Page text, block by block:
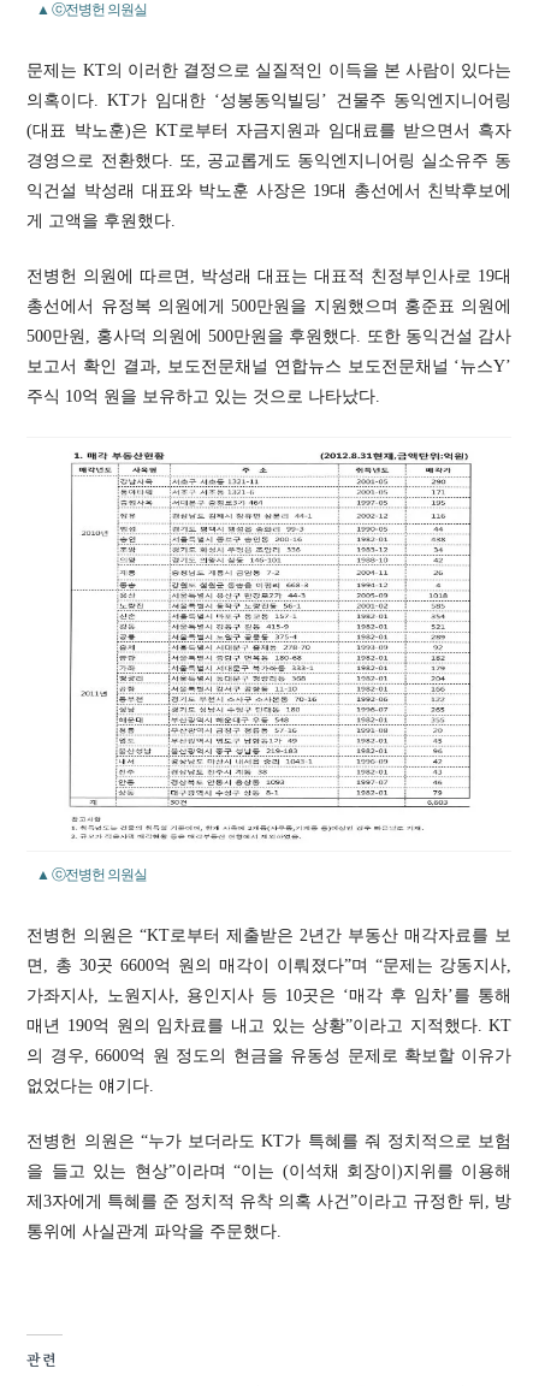
▲ ⓒ전병헌 의원실
문제는 KT의 이러한 결정으로 실질적인 이득을 본 사람이 있다는
의혹이다. KT가 임대한 ‘성봉동익빌딩’ 건물주 동익엔지니어링
(대표 박노훈)은 KT로부터 자금지원과 임대료를 받으면서 흑자
경영으로 전환했다. 또, 공교롭게도 동익엔지니어링 실소유주 동
익건설 박성래 대표와 박노훈 사장은 19대 총선에서 친박후보에
게 고액을 후원했다.
전병헌 의원에 따르면, 박성래 대표는 대표적 친정부인사로 19대
총선에서 유정복 의원에게 500만원을 지원했으며 홍준표 의원에
500만원, 홍사덕 의원에 500만원을 후원했다. 또한 동익건설 감사
보고서 확인 결과, 보도전문채널 연합뉴스 보도전문채널 ‘뉴스Y’
주식 10억 원을 보유하고 있는 것으로 나타났다.
▲ ⓒ전병헌 의원실
전병헌 의원은 “KT로부터 제출받은 2년간 부동산 매각자료를 보
면, 총 30곳 6600억 원의 매각이 이뤄졌다”며 “문제는 강동지사,
가좌지사, 노원지사, 용인지사 등 10곳은 ‘매각 후 임차’를 통해
매년 190억 원의 임차료를 내고 있는 상황”이라고 지적했다. KT
의 경우, 6600억 원 정도의 현금을 유동성 문제로 확보할 이유가
없었다는 얘기다.
전병헌 의원은 “누가 보더라도 KT가 특혜를 줘 정치적으로 보험
을 들고 있는 현상”이라며 “이는 (이석채 회장이)지위를 이용해
제3자에게 특혜를 준 정치적 유착 의혹 사건”이라고 규정한 뒤, 방
통위에 사실관계 파악을 주문했다.
관련